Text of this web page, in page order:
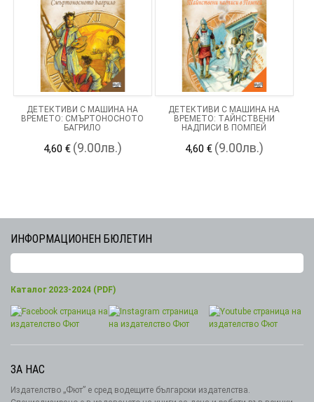
ДЕТЕКТИВИ С МАШИНА НА
ВРЕМЕТО: СМЪРТОНОСНОТО
БАГРИЛО
4,60 € (9.00лв.)
ДЕТЕКТИВИ С МАШИНА НА
ВРЕМЕТО: ТАЙНСТВЕНИ
НАДПИСИ В ПОМПЕЙ
4,60 € (9.00лв.)
ИНФОРМАЦИОНЕН БЮЛЕТИН
Каталог 2023-2024 (PDF)
ЗА НАС
Издателство „Фют” е сред водещите български издателства.